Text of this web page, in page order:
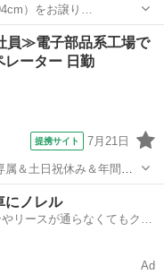
）をお譲り…
IKEA
員≫電子部品系工場で
レーター 日勤
提携サイト 7月21日
属＆土日祝休み＆年間休
勤OK＆無料駐車場あり
陸大宮市》 人気の
にノレル
リースが通らなくてもクル
Ad